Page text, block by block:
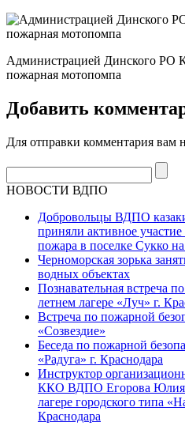
Администрацией Динского РО
пожарная мотопомпа
Добавить
Для отправки комментария вам
НОВОСТИ ВДПО
Добровольцы ВДПО
приняли активное
пожара в поселке Сукко
Черноморская зорька
водных объектах
Познавательная встреча
летнем лагере «Луч» г.
Встреча по пожарной
«Созвездие»
Беседа по пожарной
«Радуга» г. Краснодара
Инструктор
ККО ВДПО Егорова Юлия
лагере городского типа
Краснодара